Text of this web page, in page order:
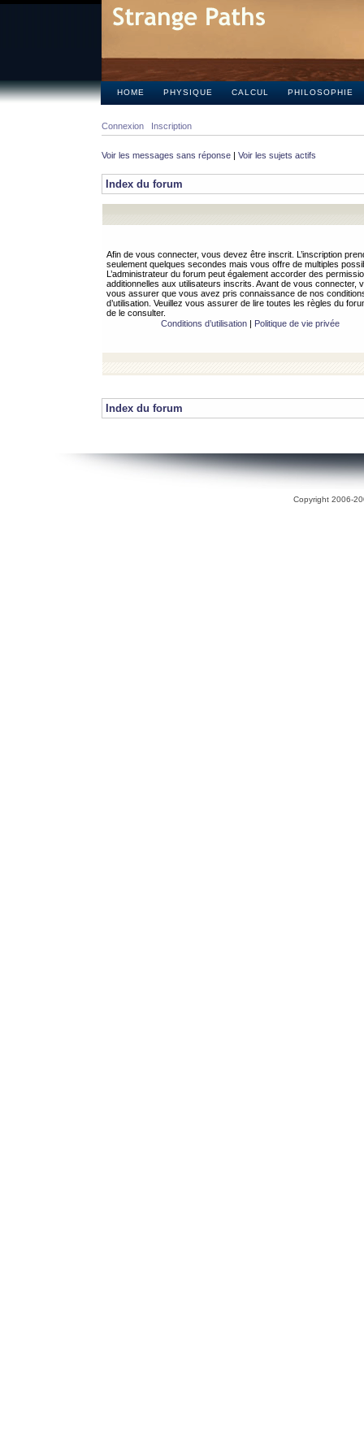
HOME PHYSIQUE CALCUL PHILOSOPHIE
Connexion Inscription
Voir les messages sans réponse | Voir les sujets actifs
Index du forum
Afin de vous connecter, vous devez être inscrit. L’inscription
seulement quelques secondes mais vous offre de multiples
L’administrateur du forum peut également accorder des
additionnelles aux utilisateurs inscrits. Avant de vous connecter,
vous assurer que vous avez pris connaissance de nos
d’utilisation. Veuillez vous assurer de lire toutes les règles du
de le consulter.
Conditions d’utilisation| Politique de vie privée
Index du forum
Copyright 2006-